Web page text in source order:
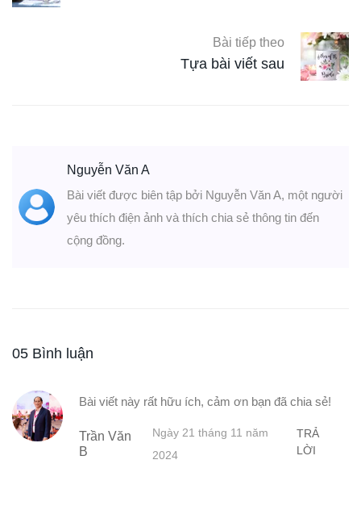
Bài tiếp theo
Tựa bài viết sau
Nguyễn Văn A
Bài viết được biên tập bởi Nguyễn Văn A, một người
yêu thích điện ảnh và thích chia sẻ thông tin đến
cộng đồng.
05 Bình luận
Bài viết này rất hữu ích, cảm ơn bạn đã chia sẻ!
Trần Văn
B
Ngày 21 tháng 11 năm
2024
TRẢ
LỜI